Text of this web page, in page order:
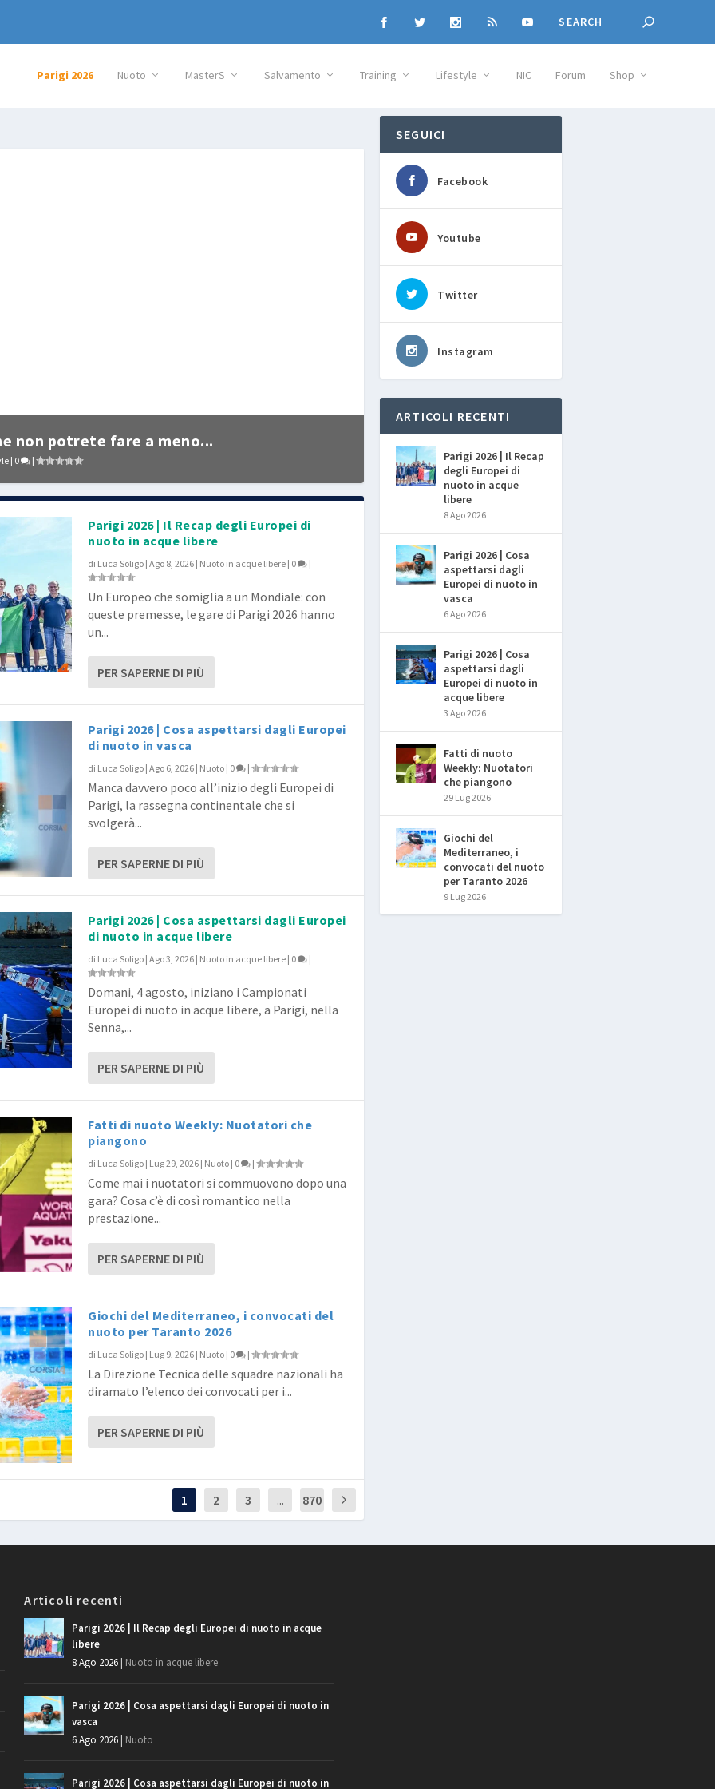
Parigi 2026 Nuoto MasterS Salvamento Training Lifestyle NIC Forum Shop
non potrete fare a meno...
| 0 |
lavoro, famiglia e vac...
0 |
0
Parigi 2026 | Il Recap degli Europei di
nuoto in acque libere
di Luca Soligo | Ago 8, 2026 | Nuoto in acque libere | 0 |
Un Europeo che somiglia a un Mondiale: con
queste premesse, le gare di Parigi 2026 hanno
un...
PER SAPERNE DI PIÙ
Parigi 2026 | Cosa aspettarsi dagli Europei
di nuoto in vasca
di Luca Soligo | Ago 6, 2026 | Nuoto | 0 |
Manca davvero poco all’inizio degli Europei di
Parigi, la rassegna continentale che si
svolgerà...
PER SAPERNE DI PIÙ
Parigi 2026 | Cosa aspettarsi dagli Europei
di nuoto in acque libere
di Luca Soligo | Ago 3, 2026 | Nuoto in acque libere | 0 |
Domani, 4 agosto, iniziano i Campionati
Europei di nuoto in acque libere, a Parigi, nella
Senna,...
PER SAPERNE DI PIÙ
Fatti di nuoto Weekly: Nuotatori che
piangono
di Luca Soligo | Lug 29, 2026 | Nuoto | 0 |
Come mai i nuotatori si commuovono dopo una
gara? Cosa c’è di così romantico nella
prestazione...
PER SAPERNE DI PIÙ
Giochi del Mediterraneo, i convocati del
nuoto per Taranto 2026
di Luca Soligo | Lug 9, 2026 | Nuoto | 0 |
La Direzione Tecnica delle squadre nazionali ha
diramato l’elenco dei convocati per i...
PER SAPERNE DI PIÙ
1 2 3 ... 870
SEGUICI
Facebook
Youtube
Twitter
Instagram
ARTICOLI RECENTI
Parigi 2026 | Il Recap
degli Europei di
nuoto in acque
libere
8 Ago 2026
Parigi 2026 | Cosa
aspettarsi dagli
Europei di nuoto in
vasca
6 Ago 2026
Parigi 2026 | Cosa
aspettarsi dagli
Europei di nuoto in
acque libere
3 Ago 2026
Fatti di nuoto
Weekly: Nuotatori
che piangono
29 Lug 2026
Giochi del
Mediterraneo, i
convocati del nuoto
per Taranto 2026
9 Lug 2026
Articoli recenti
Parigi 2026 | Il Recap degli Europei di nuoto in acque
libere
8 Ago 2026| Nuoto in acque libere
Parigi 2026 | Cosa aspettarsi dagli Europei di nuoto in
vasca
6 Ago 2026| Nuoto
Parigi 2026 | Cosa aspettarsi dagli Europei di nuoto in